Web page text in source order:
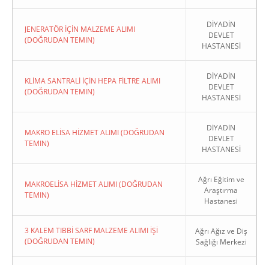
JENERATÖR İÇİN MALZEME ALIMI
(DOĞRUDAN TEMIN)
DİYADİN
DEVLET
HASTANESİ
KLİMA SANTRALİ İÇİN HEPA FİLTRE ALIMI
(DOĞRUDAN TEMIN)
DİYADİN
DEVLET
HASTANESİ
MAKRO ELİSA HİZMET ALIMI (DOĞRUDAN
TEMIN)
DİYADİN
DEVLET
HASTANESİ
MAKROELİSA HİZMET ALIMI (DOĞRUDAN
TEMIN)
Ağrı Eğitim ve
Araştırma
Hastanesi
3 KALEM TIBBİ SARF MALZEME ALIMI İŞİ
(DOĞRUDAN TEMIN)
Ağrı Ağız ve Diş
Sağlığı Merkezi